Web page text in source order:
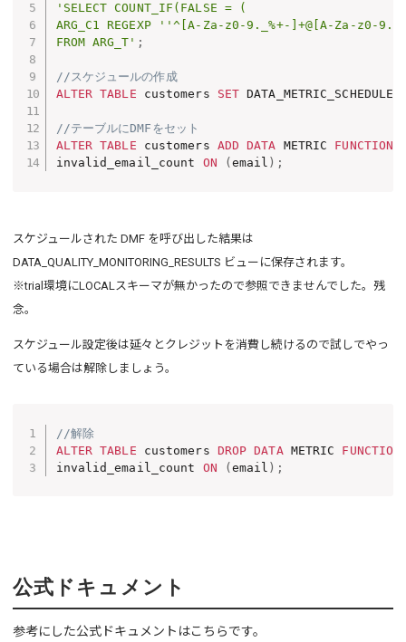
'SELECT COUNT_IF(FALSE = (
ARG_C1 REGEXP ''^[A-Za-z0-9._%+-]+@[A-Za-
FROM ARG_T' ;
//スケジュールの作成
ALTER TABLE customers SET DATA_METRIC_SCHEDULE
//テーブルにDMFをセット
ALTER TABLE customers ADD DATA METRIC FUNCTION
invalid_email_count ON ( email ) ;
スケジュールされた DMF を呼び出した結果は
DATA_QUALITY_MONITORING_RESULTS ビューに保存されます。
※trial環境にLOCALスキーマが無かったので参照できませんでした。残
念。
スケジュール設定後は延々とクレジットを消費し続けるので試しでやっ
ている場合は解除しましょう。
//解除
ALTER TABLE customers DROP DATA METRIC FUNCTION
invalid_email_count ON (email ) ;
公式ドキュメント
参考にした公式ドキュメントはこちらです。